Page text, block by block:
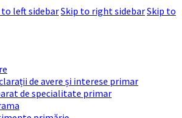
to left sidebarSkip to right sidebarSkip to
de avere și interese primar
de specialitate primar